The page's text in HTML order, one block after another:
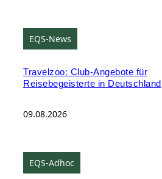
EQS-News
Travelzoo: Club-Angebote für
Reisebegeisterte in Deutschland
09.08.2026
EQS-Adhoc